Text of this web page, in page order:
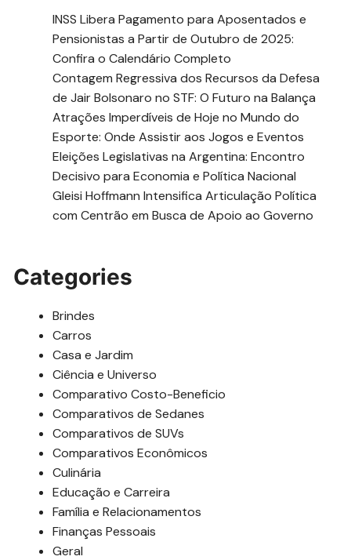
INSS Libera Pagamento para Aposentados e
Pensionistas a Partir de Outubro de 2025:
Confira o Calendário Completo
Contagem Regressiva dos Recursos da Defesa
de Jair Bolsonaro no STF: O Futuro na Balança
Atrações Imperdíveis de Hoje no Mundo do
Esporte: Onde Assistir aos Jogos e Eventos
Eleições Legislativas na Argentina: Encontro
Decisivo para Economia e Política Nacional
Gleisi Hoffmann Intensifica Articulação Política
com Centrão em Busca de Apoio ao Governo
Categories
Brindes
Carros
Casa e Jardim
Ciência e Universo
Comparativo Costo-Beneficio
Comparativos de Sedanes
Comparativos de SUVs
Comparativos Econômicos
Culinária
Educação e Carreira
Família e Relacionamentos
Finanças Pessoais
Geral